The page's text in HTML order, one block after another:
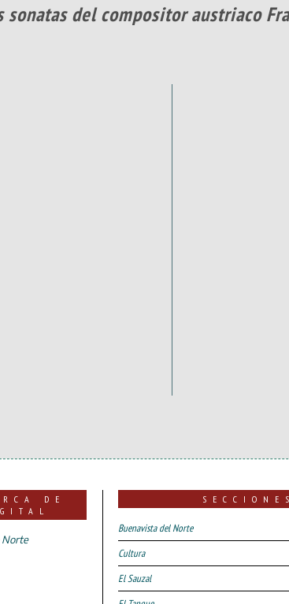
del compositor austriaco
DE
Norte
SECCIONES
Buenavista del Norte
Cultura
El Sauzal